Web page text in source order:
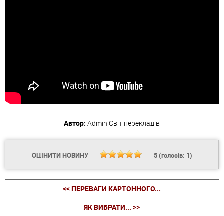
Автор: Admin Світ перекладів
ОЦІНИТИ НОВИНУ 5(голосів: 1)
<< ПЕРЕВАГИ КАРТОННОГО...
ЯК ВИБРАТИ... >>